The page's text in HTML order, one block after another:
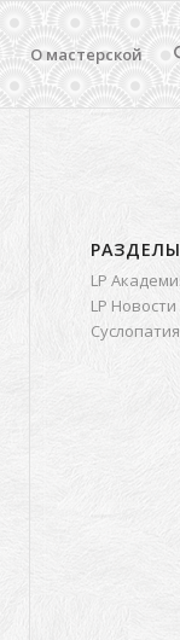
О мастерской
РАЗДЕЛЫ
LP
LP Новости
Суслопатия